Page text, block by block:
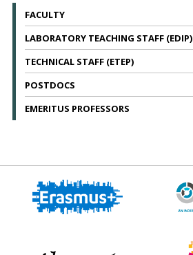
FACULTY
LABORATORY TEACHING STAFF (EDIP)
TECHNICAL STAFF (ETEP)
POSTDOCS
EMERITUS PROFESSORS